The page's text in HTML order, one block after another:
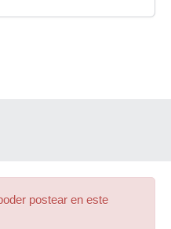
postear en este